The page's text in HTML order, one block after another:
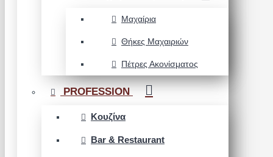
Μαχαίρια
Θήκες Μαχαιριών
Πέτρες Ακονίσματος
PROFESSION
Κουζίνα
Bar & Restaurant